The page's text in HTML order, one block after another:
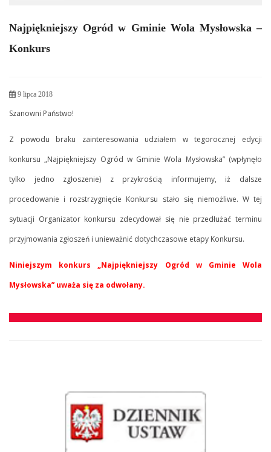
Najpiękniejszy Ogród w Gminie Wola Mysłowska –
Konkurs
9 lipca 2018
Szanowni Państwo!
Z powodu braku zainteresowania udziałem w tegorocznej edycji
konkursu „Najpiękniejszy Ogród w Gminie Wola Mysłowska” (wpłynęło
tylko jedno zgłoszenie) z przykrością informujemy, iż dalsze
procedowanie i rozstrzygnięcie Konkursu stało się niemożliwe. W tej
sytuacji Organizator konkursu zdecydował się nie przedłużać terminu
przyjmowania zgłoszeń i unieważnić dotychczasowe etapy Konkursu.
Niniejszym konkurs
„Najpiękniejszy Ogród w Gminie Wola
Mysłowska” uważa się za odwołany.